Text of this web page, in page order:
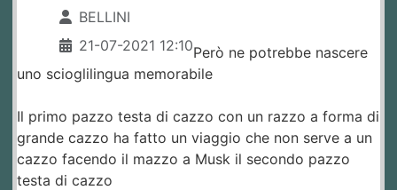
BELLINI
21-07-2021 12:10Però ne potrebbe nascere
uno scioglilingua memorabile
Il primo pazzo testa di cazzo con un razzo a forma di
grande cazzo ha fatto un viaggio che non serve a un
cazzo facendo il mazzo a Musk il secondo pazzo
testa di cazzo